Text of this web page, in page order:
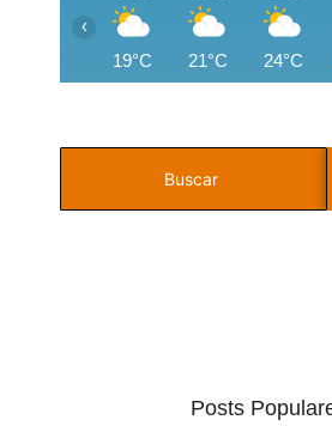
19°C 21°C 24°C
‹
Posts